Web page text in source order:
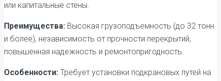
или капитальные стены.
Преимущества: Высокая грузоподъемность (до 32 тонн
и более), независимость от прочности перекрытий,
повышенная надежность и ремонтопригодность.
Особенности: Требует установки подкрановых путей на